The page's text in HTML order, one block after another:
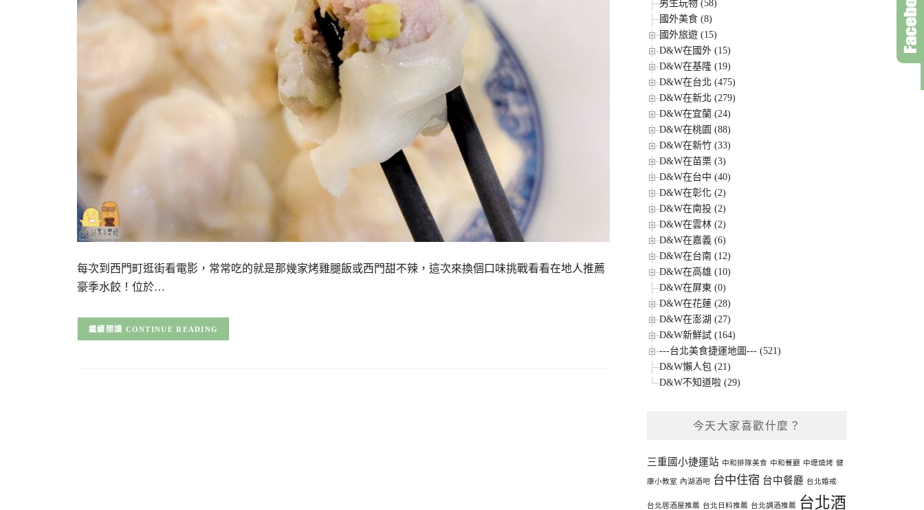
每次到西門町逛街看電影，常常吃的就是那幾家烤雞腿飯或西門甜不辣，這次來換個口味挑戰看看在地人推薦
豪季水餃！位於…
CONTINUE READING
男生玩物 (58)
國外美食 (8)
國外旅遊 (15)
D&W在國外 (15)
D&W在基隆 (19)
D&W在台北 (475)
D&W在新北 (279)
D&W在宜蘭 (24)
D&W在桃園 (88)
D&W在新竹 (33)
D&W在苗栗 (3)
D&W在台中 (40)
D&W在彰化 (2)
D&W在南投 (2)
D&W在雲林 (2)
D&W在嘉義 (6)
D&W在台南 (12)
D&W在高雄 (10)
D&W在屏東 (0)
D&W在花蓮 (28)
D&W在澎湖 (27)
D&W新鮮試 (164)
---台北美食捷運地圖--- (521)
D&W懶人包 (21)
D&W不知道啦 (29)
今天大家喜歡什麼？
三重國小捷運站 中和排隊美食 中和餐廳 中壢燒烤 健
康小教室 內湖酒吧 台中住宿 台中餐廳 台北婚戒
台北居酒屋推薦 台北日料推薦 台北調酒推薦
台北酒